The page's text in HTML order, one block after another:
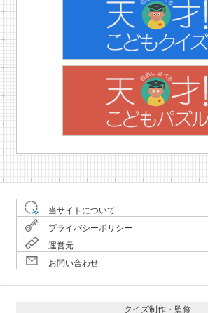
当サイトについて
プライバシーポリシー
運営元
お問い合わせ
クイズ制作・監修